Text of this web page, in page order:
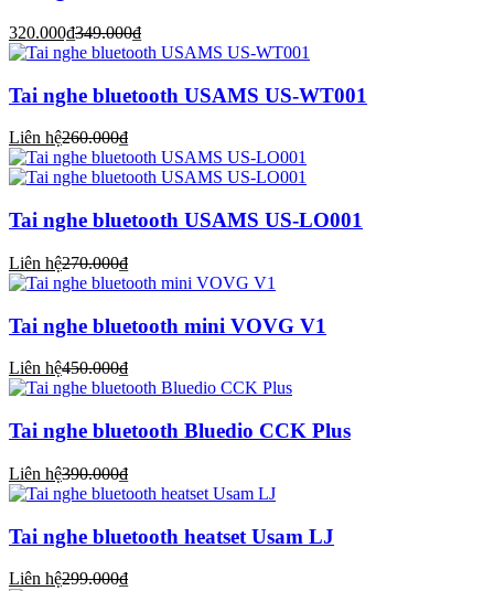
320.000₫349.000₫
Tai nghe bluetooth USAMS US-WT001
Liên hệ260.000₫
Tai nghe bluetooth USAMS US-LO001
Liên hệ270.000₫
Tai nghe bluetooth mini VOVG V1
Liên hệ450.000₫
Tai nghe bluetooth Bluedio CCK Plus
Liên hệ390.000₫
Tai nghe bluetooth heatset Usam LJ
Liên hệ299.000₫